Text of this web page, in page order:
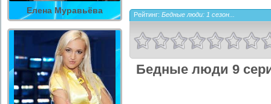
Елена Муравьёва Рейтинг: Бедные люди: 1 сезон...
Бедные люди 9